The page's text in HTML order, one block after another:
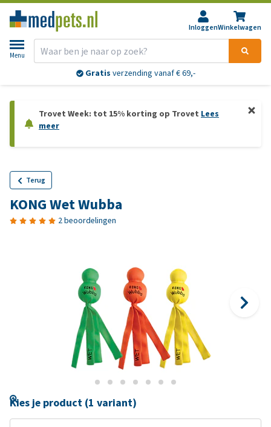
InloggenWinkelwagen
Menu
Gratis verzending vanaf € 69,-
Trovet Week: tot 15% korting op Trovet Lees
meer
Terug
KONG Wet Wubba
2 beoordelingen
Kies je product (1 variant)